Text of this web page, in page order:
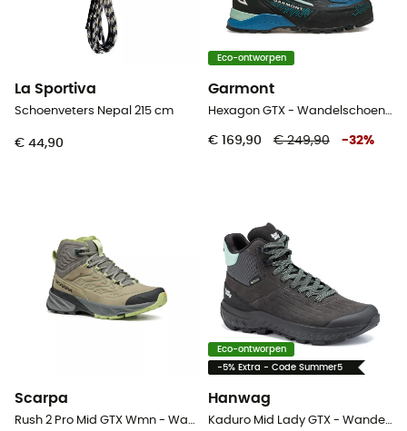
La Sportiva
Schoenveters Nepal 215 cm
€ 44,90
Eco-ontworpen
Garmont
Hexagon GTX - Wandelschoenen - Dames
€ 169,90 € 249,90 -32%
Scarpa
Rush 2 Pro Mid GTX Wmn - Wandelschoenen - Dames
Eco-ontworpen
-5% Extra - Code Summer5
Hanwag
Kaduro Mid Lady GTX - Wandelschoenen - Dames